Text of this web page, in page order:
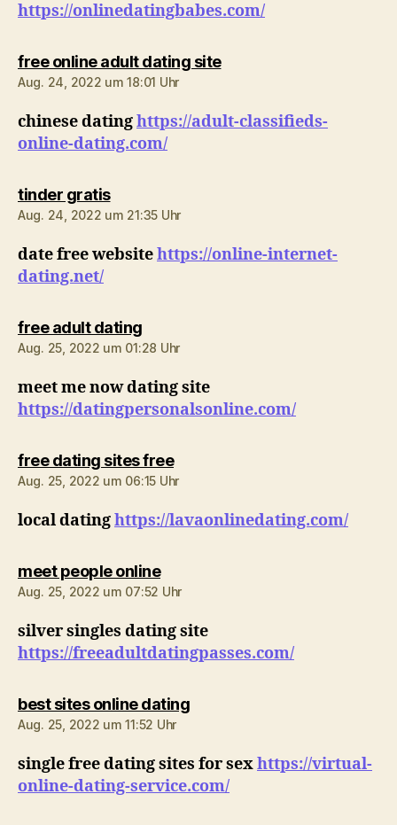
https://onlinedatingbabes.com/
free online adult dating sitesagt:
Aug. 24, 2022 um 18:01 Uhr
chinese datinghttps://adult-classifieds-
online-dating.com/
tinder gratissagt:
Aug. 24, 2022 um 21:35 Uhr
date free websitehttps://online-internet-
dating.net/
free adult datingsagt:
Aug. 25, 2022 um 01:28 Uhr
meet me now dating site
https://datingpersonalsonline.com/
free dating sites freesagt:
Aug. 25, 2022 um 06:15 Uhr
local datinghttps://lavaonlinedating.com/
meet people onlinesagt:
Aug. 25, 2022 um 07:52 Uhr
silver singles dating site
https://freeadultdatingpasses.com/
best sites online datingsagt:
Aug. 25, 2022 um 11:52 Uhr
single free dating sites for sexhttps://virtual-
online-dating-service.com/